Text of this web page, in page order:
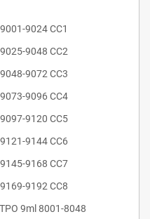
9024 CC1
9048 CC2
9072 CC3
9096 CC4
9120 CC5
9144 CC6
9168 CC7
9192 CC8
9ml 8001-8048